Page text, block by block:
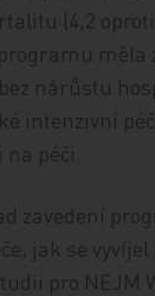
(4,2 oproti
měla
nárůstu
intenzivní
péči.
zavedení
jak se
pro NEJM